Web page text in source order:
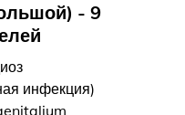
- 9
инфекция)